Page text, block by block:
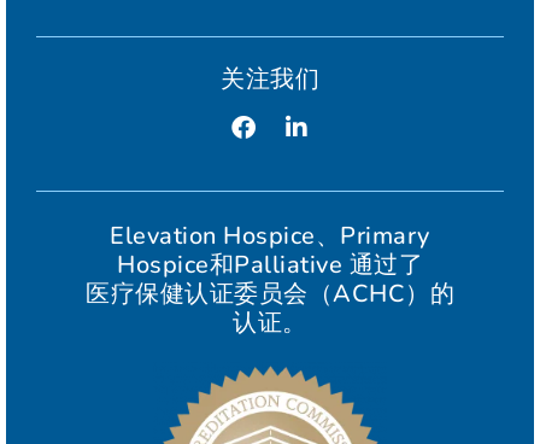
关注我们
Elevation Hospice、Primary
Hospice和Palliative 通过了
医疗保健认证委员会（ACHC）的
认证。